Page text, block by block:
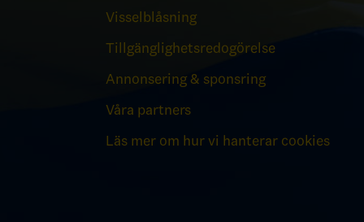
Visselblåsning
Tillgänglighetsredogörelse
Annonsering & sponsring
Våra partners
Läs mer om hur vi hanterar cookies